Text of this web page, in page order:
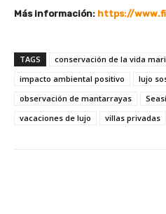
Más información: https://
TAGS conservación de la vida
impacto ambiental positivo
lujo
observación de mantarrayas
vacaciones de lujo
villas privadas